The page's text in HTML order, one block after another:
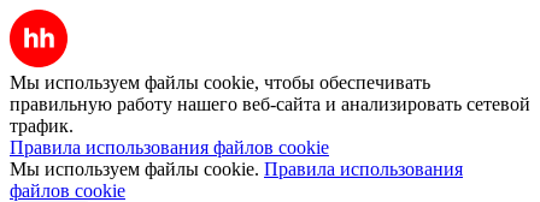
Мы используем файлы cookie, чтобы обеспечивать
правильную работу нашего веб-сайта и анализировать сетевой
трафик.
Правила использования файлов cookie
Мы используем файлы cookie. Правила использования
файлов cookie